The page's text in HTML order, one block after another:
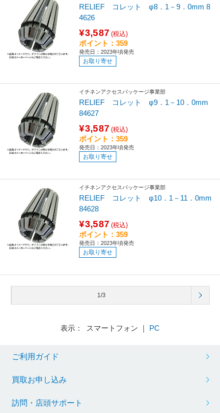
RELIEF コレット φ8．1－9．0mm 8
4626
¥3,587 (税込)
ポイント：359
発売日：2023年頃発売
お取り寄せ
イチネンアクセスパッケージ事業部
RELIEF コレット φ9．1－10．0mm
84627
¥3,587 (税込)
ポイント：359
発売日：2023年頃発売
お取り寄せ
イチネンアクセスパッケージ事業部
RELIEF コレット φ10．1－11．0mm
84628
¥3,587 (税込)
ポイント：359
発売日：2023年頃発売
お取り寄せ
1/3
表示： スマートフォン ｜ PC
ご利用ガイド
買取お申し込み
訪問・店頭サポート